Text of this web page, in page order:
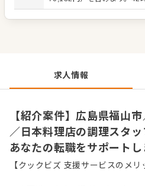
ての割増賃金は追加支給。
の条件変更はありません。
目／28歳店長）、520万円
求人情報
【紹介案件】広島県福山
／日本料理店の調理スタッ
あなたの転職をサポートし
【クックビズ 支援サービスのメリ